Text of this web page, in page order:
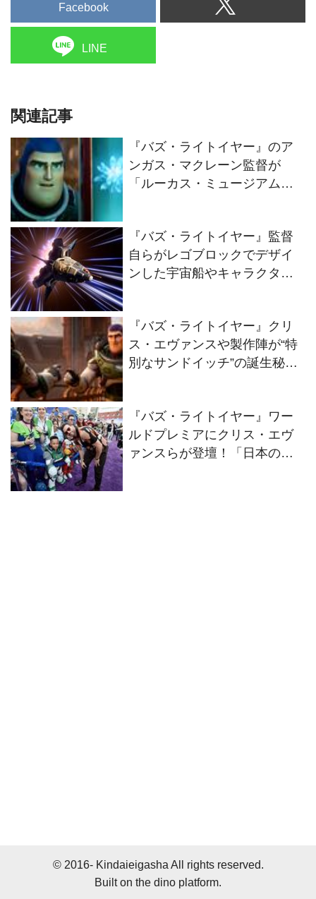
Facebook
LINE
関連記事
『バズ・ライトイヤー』のア
ンガス・マクレーン監督が
「ルーカス・ミュージアム・
『バズ・ライトイヤー』監督
自らがレゴブロックでデザイ
ンした宇宙船やキャラクター
『バズ・ライトイヤー』クリ
ス・エヴァンスや製作陣が“特
別なサンドイッチ”の誕生秘話
『バズ・ライトイヤー』ワー
ルドプレミアにクリス・エヴ
ァンスらが登壇！「日本のフ
© 2016- Kindaieigasha All rights reserved.
Built on the dino platform.